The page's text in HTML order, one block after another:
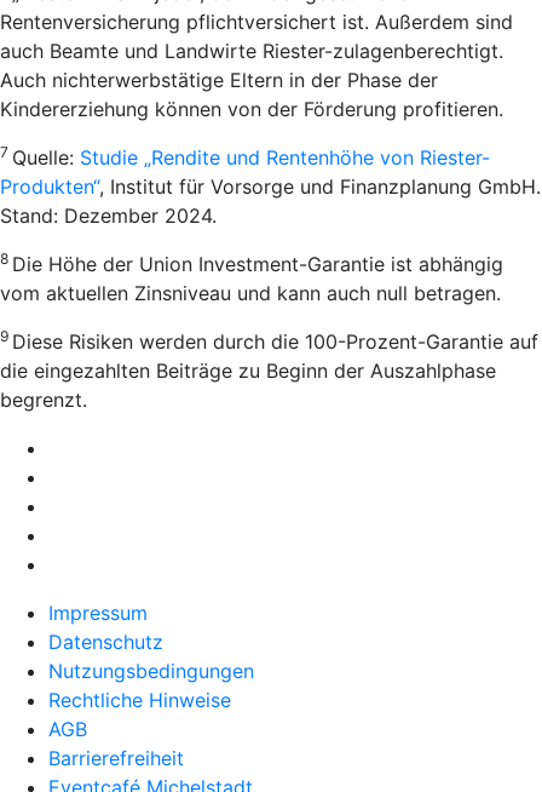
Rentenversicherung pflichtversichert ist. Außerdem sind
auch Beamte und Landwirte Riester-zulagenberechtigt.
Auch nichterwerbstätige Eltern in der Phase der
Kindererziehung können von der Förderung profitieren.
7 Quelle: Studie „Rendite und Rentenhöhe von Riester-
Produkten“, Institut für Vorsorge und Finanzplanung GmbH.
Stand: Dezember 2024.
8 Die Höhe der Union Investment-Garantie ist abhängig
vom aktuellen Zinsniveau und kann auch null betragen.
9 Diese Risiken werden durch die 100-Prozent-Garantie auf
die eingezahlten Beiträge zu Beginn der Auszahlphase
begrenzt.
Impressum
Datenschutz
Nutzungsbedingungen
Rechtliche Hinweise
AGB
Barrierefreiheit
Eventcafé Michelstadt